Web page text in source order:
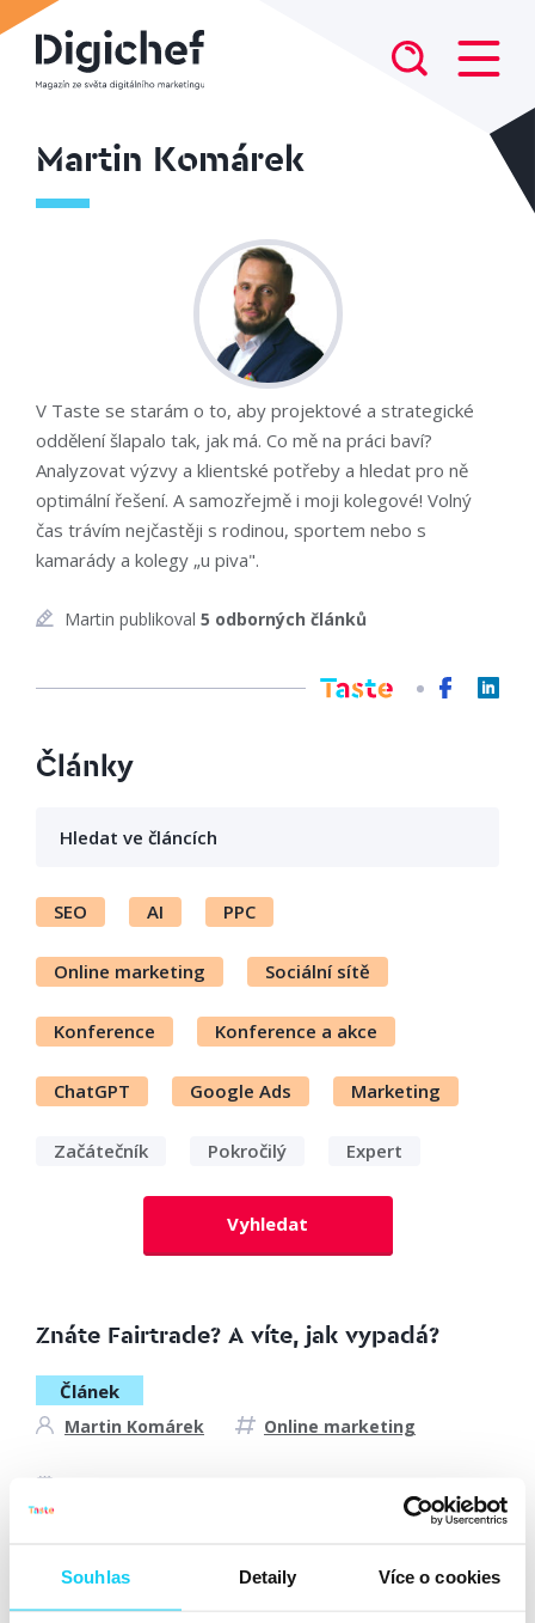
Souhlas Detaily Více o cookies
Martin Komárek
V Taste se starám o to, aby projektové a strategické
oddělení šlapalo tak, jak má. Co mě na práci baví?
Analyzovat výzvy a klientské potřeby a hledat pro ně
optimální řešení. A samozřejmě i moji kolegové! Volný
čas trávím nejčastěji s rodinou, sportem nebo s
kamarády a kolegy „u piva".
Martin publikoval 5 odborných článků
Články
SEO AI PPC
Online marketing Sociální sítě
Konference Konference a akce
ChatGPT Google Ads Marketing
Začátečník Pokročilý Expert
Vyhledat
Znáte Fairtrade? A víte, jak vypadá?
Článek
Martin Komárek Online marketing
Česko a Slovensko, bylo akorát po konci klíčové
komunikační kampaně Moje férová volba 2020. A jaké